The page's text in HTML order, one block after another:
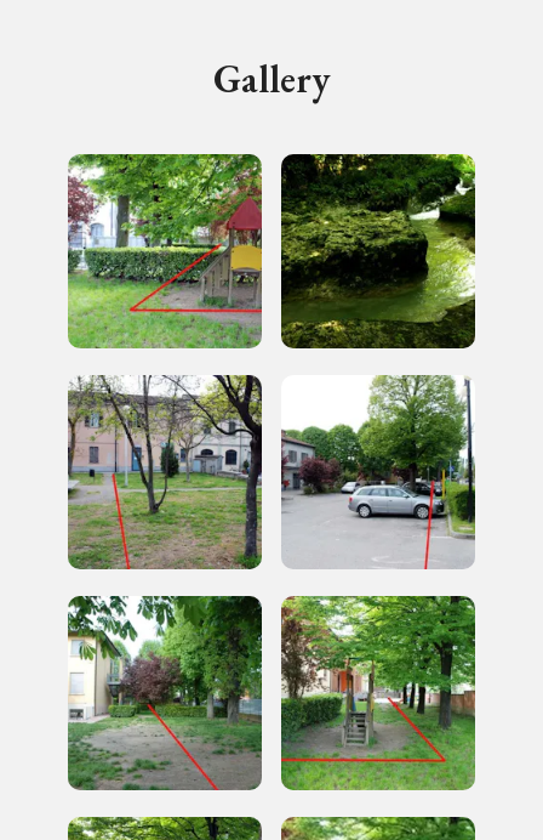
Gallery
2010, 2016, 2018, 2020, 2022
Registrati alla newsletter
Accedi alle informazioni per te più interessanti,
a quelle inerenti i luoghi più vicini e gli eventi
organizzati
REGISTRATI
Regalati 365 giorni di arte e cultura nell'Italia
più bella, risparmiando.
ISCRIVITI AL FAI
Scopri tutte le opportunità riservate agli iscritti
Museo